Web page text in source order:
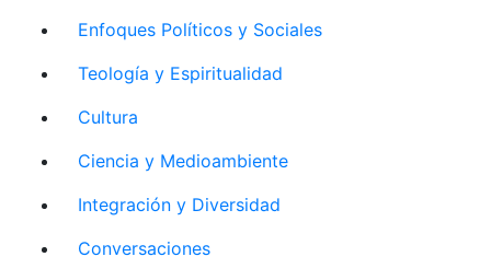
Enfoques Políticos y Sociales
Teología y Espiritualidad
Cultura
Ciencia y Medioambiente
Integración y Diversidad
Conversaciones